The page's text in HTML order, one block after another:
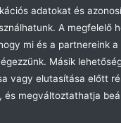
Rendszere. ©2026
Aukciós rendszer. ©
adatokat és
A megfelelő
mi és a partnereink
Másik
vagy elutasítása előtt
és megváltoztathatja